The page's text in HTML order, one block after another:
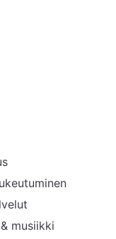
musiikki